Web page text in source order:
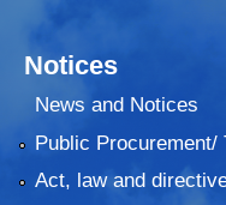
Notices
News and Notices
Public Procurement/
Act, law and